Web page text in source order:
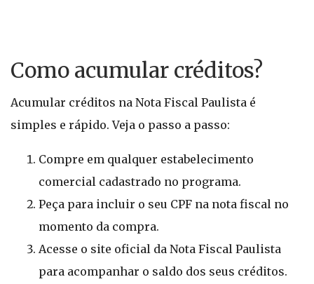
Como acumular créditos?
Acumular créditos na Nota Fiscal Paulista é
simples e rápido. Veja o passo a passo:
Compre em qualquer estabelecimento
comercial cadastrado no programa.
Peça para incluir o seu CPF na nota fiscal no
momento da compra.
Acesse o site oficial da Nota Fiscal Paulista
para acompanhar o saldo dos seus créditos.